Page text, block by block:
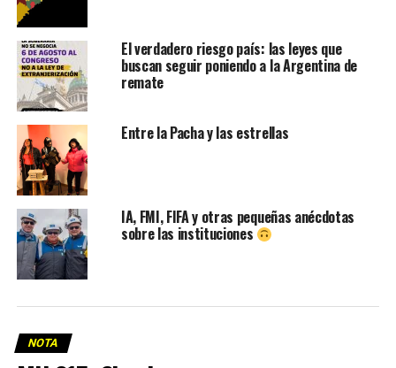
El verdadero riesgo país: las leyes que
buscan seguir poniendo a la Argentina de
remate
Entre la Pacha y las estrellas
IA, FMI, FIFA y otras pequeñas anécdotas
sobre las instituciones
NOTA